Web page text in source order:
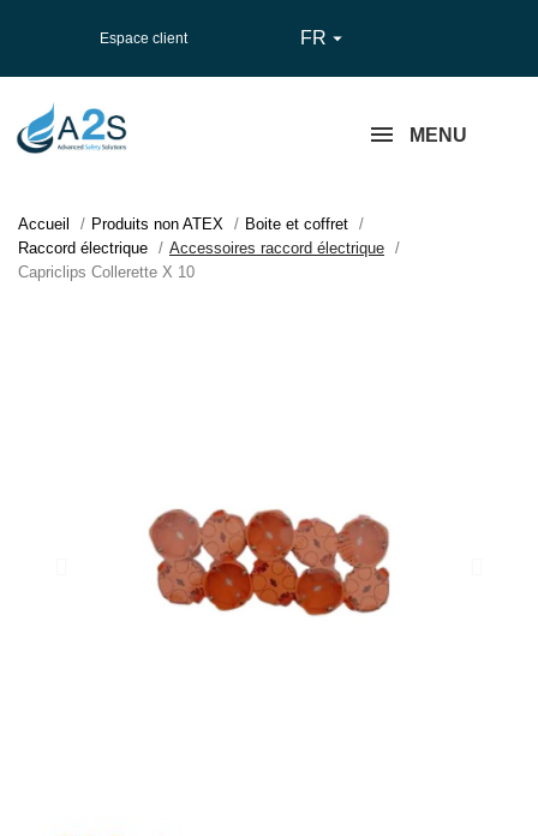
Espace client FR 
MENU
Accueil Produits non ATEX
Boite et coffret
Raccord électrique
Accessoires raccord électrique
Capriclips Collerette X 10